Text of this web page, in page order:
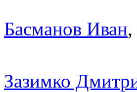
Басманов Иван
Зазимко